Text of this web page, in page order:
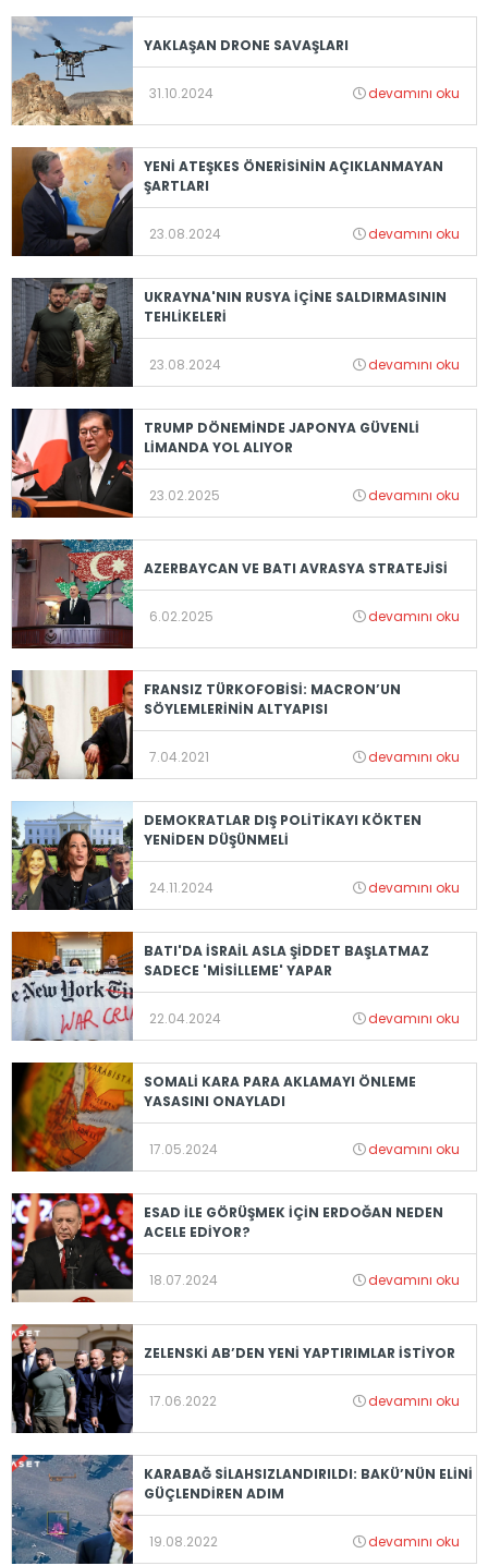
YAKLAŞAN DRONE SAVAŞLARI
31.10.2024 devamını oku
YENİ ATEŞKES ÖNERİSİNİN AÇIKLANMAYAN
ŞARTLARI
23.08.2024 devamını oku
UKRAYNA'NIN RUSYA İÇİNE SALDIRMASININ
TEHLİKELERİ
23.08.2024 devamını oku
TRUMP DÖNEMİNDE JAPONYA GÜVENLİ
LİMANDA YOL ALIYOR
23.02.2025 devamını oku
AZERBAYCAN VE BATI AVRASYA STRATEJİSİ
6.02.2025 devamını oku
FRANSIZ TÜRKOFOBİSİ: MACRON’UN
SÖYLEMLERİNİN ALTYAPISI
7.04.2021 devamını oku
DEMOKRATLAR DIŞ POLİTİKAYI KÖKTEN
YENİDEN DÜŞÜNMELİ
24.11.2024 devamını oku
BATI'DA İSRAİL ASLA ŞİDDET BAŞLATMAZ
SADECE 'MİSİLLEME' YAPAR
22.04.2024 devamını oku
SOMALİ KARA PARA AKLAMAYI ÖNLEME
YASASINI ONAYLADI
17.05.2024 devamını oku
ESAD İLE GÖRÜŞMEK İÇİN ERDOĞAN NEDEN
ACELE EDİYOR?
18.07.2024 devamını oku
ZELENSKİ AB’DEN YENİ YAPTIRIMLAR İSTİYOR
17.06.2022 devamını oku
KARABAĞ SİLAHSIZLANDIRILDI: BAKÜ’NÜN ELİNİ
GÜÇLENDİREN ADIM
19.08.2022 devamını oku